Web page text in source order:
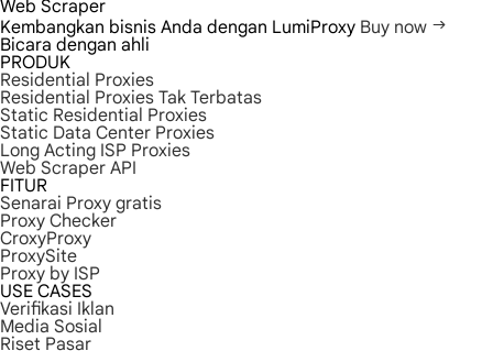
Web Scraper
Kembangkan bisnis Anda dengan LumiProxy Buy now
Bicara dengan ahli
PRODUK
Residential Proxies
Residential Proxies Tak Terbatas
Static Residential Proxies
Static Data Center Proxies
Long Acting ISP Proxies
Web Scraper API
FITUR
Senarai Proxy gratis
Proxy Checker
CroxyProxy
ProxySite
Proxy by ISP
USE CASES
Verifikasi Iklan
Media Sosial
Riset Pasar